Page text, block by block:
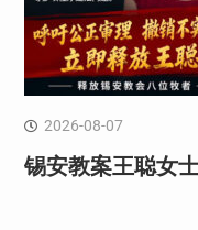
2026-08-07
锡安教案王聪女